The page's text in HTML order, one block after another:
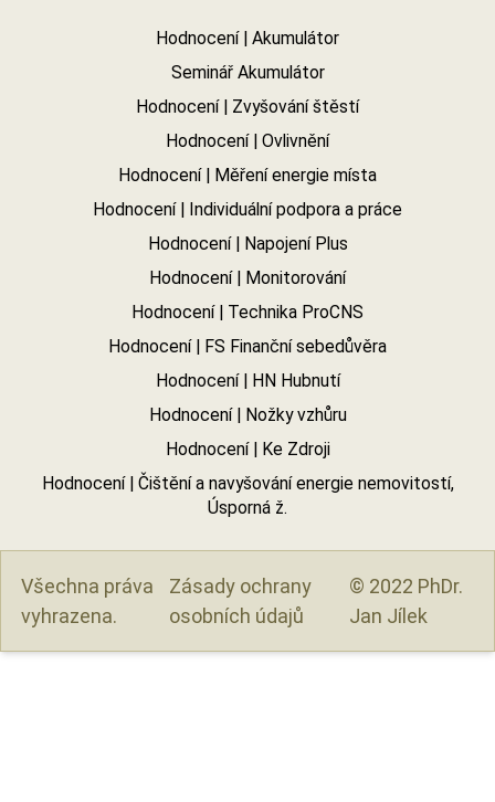
Hodnocení | Akumulátor
Seminář Akumulátor
Hodnocení | Zvyšování štěstí
Hodnocení | Ovlivnění
Hodnocení | Měření energie místa
Hodnocení | Individuální podpora a práce
Hodnocení | Napojení Plus
Hodnocení | Monitorování
Hodnocení | Technika ProCNS
Hodnocení | FS Finanční sebedůvěra
Hodnocení | HN Hubnutí
Hodnocení | Nožky vzhůru
Hodnocení | Ke Zdroji
Hodnocení | Čištění a navyšování energie nemovitostí,
Úsporná ž.
Všechna práva
vyhrazena.
Zásady ochrany
osobních údajů
© 2022 PhDr.
Jan Jílek